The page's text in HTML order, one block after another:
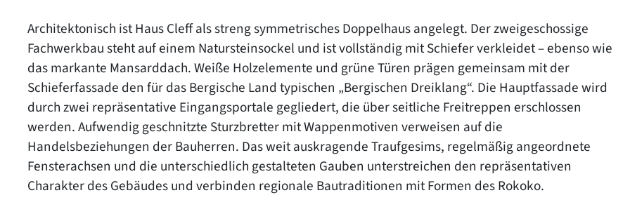
Architektonisch ist Haus Cleff als streng symmetrisches Doppelhaus angelegt. Der zweigeschossige
Fachwerkbau steht auf einem Natursteinsockel und ist vollständig mit Schiefer verkleidet – ebenso wie
das markante Mansarddach. Weiße Holzelemente und grüne Türen prägen gemeinsam mit der
Schieferfassade den für das Bergische Land typischen „Bergischen Dreiklang“. Die Hauptfassade wird
durch zwei repräsentative Eingangsportale gegliedert, die über seitliche Freitreppen erschlossen
werden. Aufwendig geschnitzte Sturzbretter mit Wappenmotiven verweisen auf die
Handelsbeziehungen der Bauherren. Das weit auskragende Traufgesims, regelmäßig angeordnete
Fensterachsen und die unterschiedlich gestalteten Gauben unterstreichen den repräsentativen
Charakter des Gebäudes und verbinden regionale Bautraditionen mit Formen des Rokoko.